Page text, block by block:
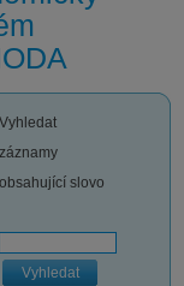
Vyhledat
záznamy
obsahující slovo
Vyhledat